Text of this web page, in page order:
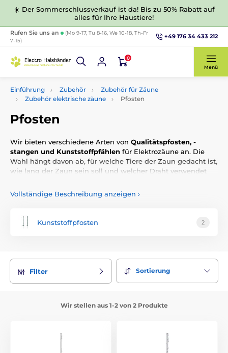
☀️ Der Sommerschlussverkauf ist da! Bis zu 50% Rabatt auf
alles für Ihre Haustiere!
Rufen Sie uns an
(Mo 9-17, Tu 8-16, We 10-18, Th-Fr
7-15)
+49 176 34 433 212
0
Menü
Einführung Zubehör
Zubehör für Zäune
Zubehör elektrische zäune
Pfosten
Pfosten
Wir bieten verschiedene Arten von Qualitätspfosten, -
stangen und Kunststoffpfählen für Elektrozäune an. Die
Wahl hängt davon ab, für welche Tiere der Zaun gedacht ist,
wie lang der Zaun sein soll und welcher Draht verwendet
Vollständige Beschreibung anzeigen ›
Kunststoffpfosten 2
Filter Sortierung
Wir stellen aus 1-2 von 2 Produkte